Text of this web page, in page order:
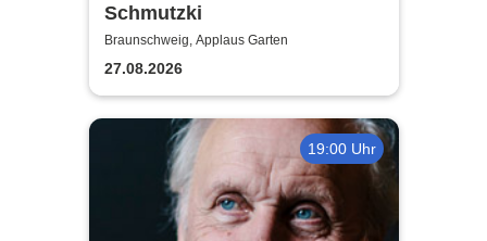
Schmutzki
Braunschweig, Applaus Garten
27.08.2026
19:00 Uhr